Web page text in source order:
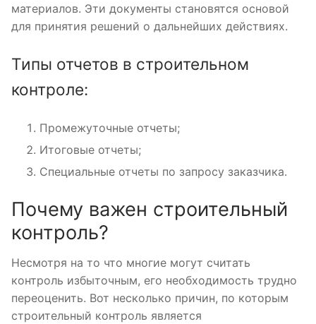
материалов. Эти документы становятся основой
для принятия решений о дальнейших действиях.
Типы отчетов в строительном
контроле:
Промежуточные отчеты;
Итоговые отчеты;
Специальные отчеты по запросу заказчика.
Почему важен строительный
контроль?
Несмотря на то что многие могут считать
контроль избыточным, его необходимость трудно
переоценить. Вот несколько причин, по которым
строительный контроль является